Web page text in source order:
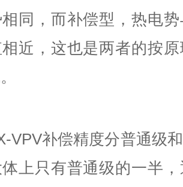
同，而补偿型，热电
近，这也是两者的按
补偿精度分普通级和
上只有普通级的一半